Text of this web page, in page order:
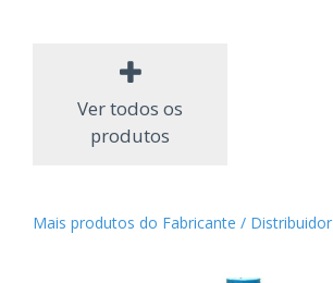
Ver todos os
produtos
Mais produtos do Fabricante / Distribuidor